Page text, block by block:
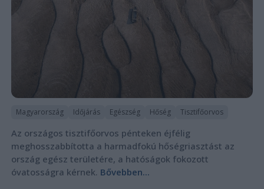
Magyarország Időjárás Egészség Hőség Tisztifőorvos
Az országos tisztifőorvos pénteken éjfélig
meghosszabbította a harmadfokú hőségriasztást az
ország egész területére, a hatóságok fokozott
óvatosságra kérnek. Bővebben...